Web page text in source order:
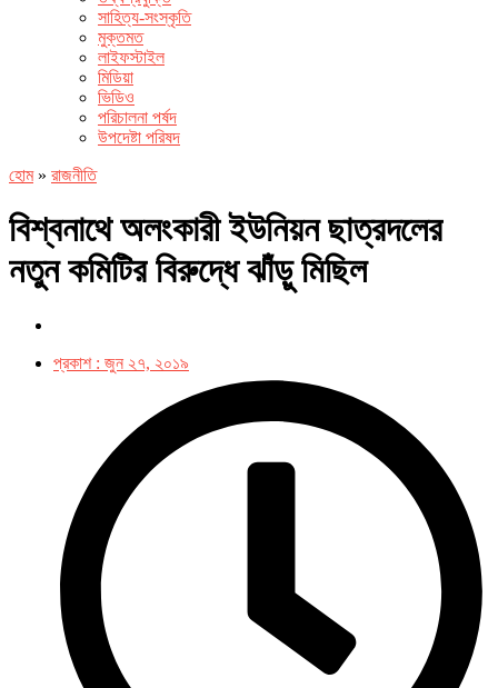
সাহিত্য-সংস্কৃতি
মুক্তমত
লাইফস্টাইল
মিডিয়া
ভিডিও
পরিচালনা পর্ষদ
উপদেষ্টা পরিষদ
হোম» রাজনীতি
বিশ্বনাথে অলংকারী ইউনিয়ন ছাত্রদলের
নতুন কমিটির বিরুদ্ধে ঝাঁড়ু মিছিল
প্রকাশ : জুন ২৭, ২০১৯